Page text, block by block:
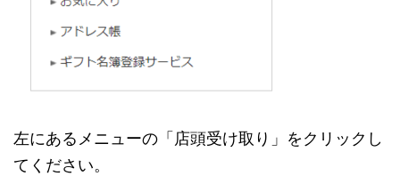
左にあるメニューの「店頭受け取り」をクリックし
てください。